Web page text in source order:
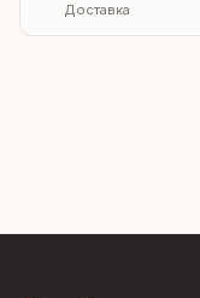
Доставка